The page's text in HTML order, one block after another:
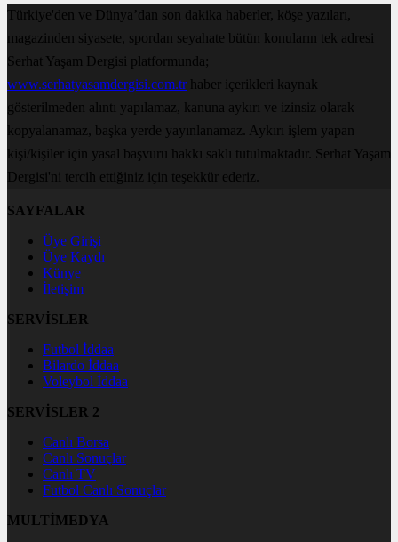
Türkiye'den ve Dünya’dan son dakika haberler, köşe yazıları,
magazinden siyasete, spordan seyahate bütün konuların tek adresi
Serhat Yaşam Dergisi platformunda;
www.serhatyasamdergisi.com.trhaber içerikleri kaynak
gösterilmeden alıntı yapılamaz, kanuna aykırı ve izinsiz olarak
kopyalanamaz, başka yerde yayınlanamaz. Aykırı işlem yapan
kişi/kişiler için yasal başvuru hakkı saklı tutulmaktadır. Serhat Yaşam
Dergisi'ni tercih ettiğiniz için teşekkür ederiz.
SAYFALAR
Üye Girişi
Üye Kaydı
Künye
İletişim
SERVİSLER
Futbol İddaa
Bilardo İddaa
Voleybol İddaa
SERVİSLER 2
Canlı Borsa
Canlı Sonuçlar
Canlı TV
Futbol Canlı Sonuçlar
MULTİMEDYA